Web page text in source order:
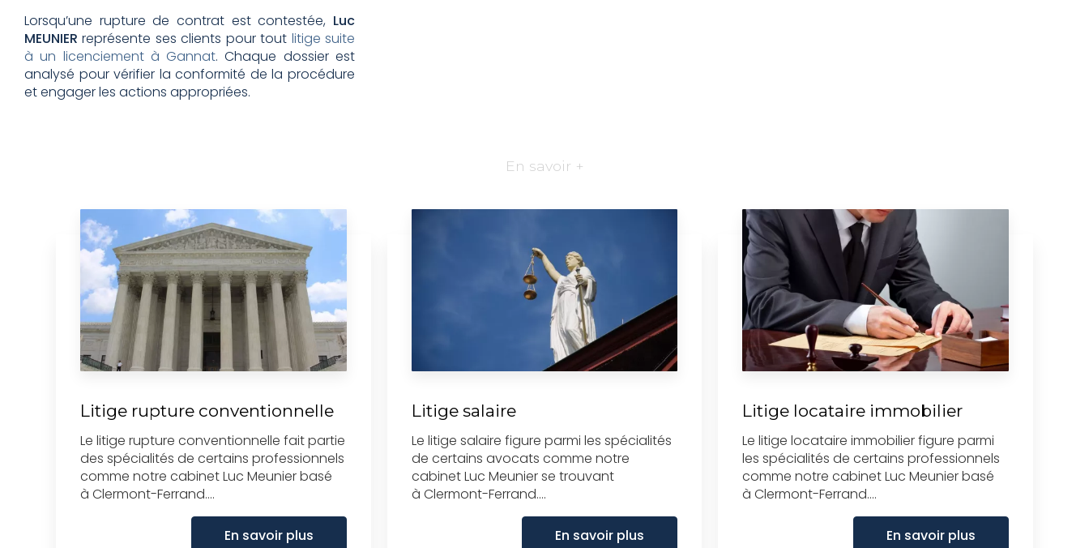
Lorsqu’une rupture de contrat est contestée, Luc
MEUNIER représente ses clients pour tout litige suite
à un licenciement à Gannat. Chaque dossier est
analysé pour vérifier la conformité de la procédure
et engager les actions appropriées.
En savoir +
Litige rupture conventionnelle
Le litige rupture conventionnelle fait partie
des spécialités de certains professionnels
comme notre cabinet Luc Meunier basé
à Clermont-Ferrand....
En savoir plus
Litige salaire
Le litige salaire figure parmi les spécialités
de certains avocats comme notre
cabinet Luc Meunier se trouvant
à Clermont-Ferrand....
En savoir plus
Litige locataire immobilier
Le litige locataire immobilier figure parmi
les spécialités de certains professionnels
comme notre cabinet Luc Meunier basé
à Clermont-Ferrand....
En savoir plus